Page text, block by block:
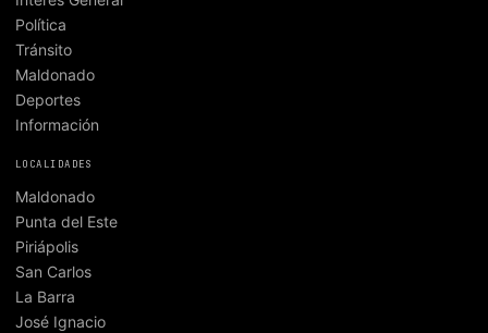
Política
Tránsito
Maldonado
Deportes
Información
LOCALIDADES
Maldonado
Punta del Este
Piriápolis
San Carlos
La Barra
José Ignacio